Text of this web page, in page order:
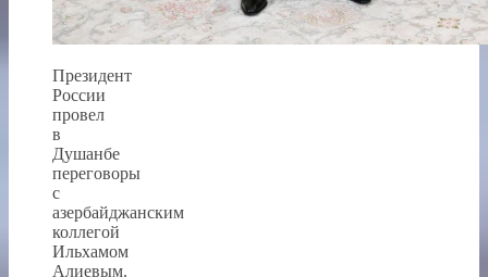
Президент
России
провел
в
Душанбе
переговоры
с
азербайджанским
коллегой
Ильхамом
Алиевым.